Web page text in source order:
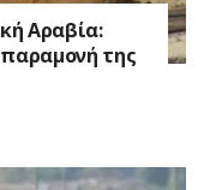
Αραβία:
της